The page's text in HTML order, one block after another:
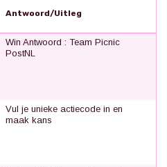
Antwoord/Uitleg
Win Antwoord : Team Picnic
PostNL
Vul je unieke actiecode in en
maak kans